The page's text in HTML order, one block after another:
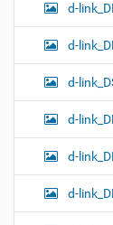
d-
d-
d-
d-
d-
d-